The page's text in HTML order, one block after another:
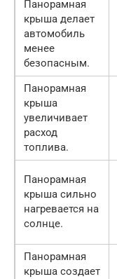
Панорамная
крыша делает
автомобиль
менее
безопасным.
Панорамная
крыша
увеличивает
расход
топлива.
Панорамная
крыша сильно
нагревается на
солнце.
Панорамная
крыша создает